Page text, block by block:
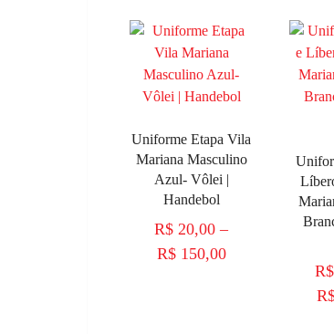
Uniforme Etapa Vila
Mariana Masculino
Azul- Vôlei |
Handebol
R$ 20,00 –
R$150,00
R$